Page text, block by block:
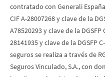
contratado con Generali
CIF A-28007268 y clave de la
A78520293 y clave de la
28141935 y clave de la DGSFP
seguros se realiza a través de
Seguros Vinculado, S.A., con